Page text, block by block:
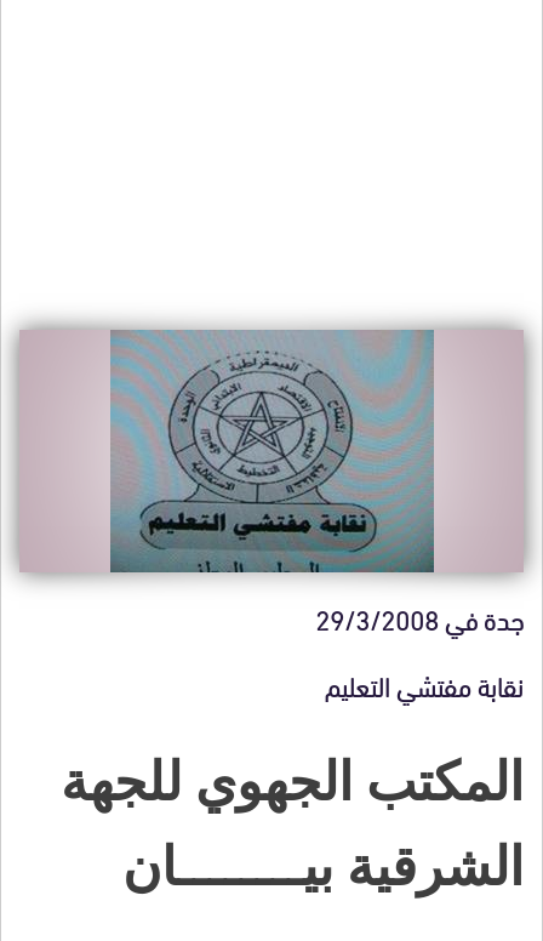
جدة في 29/3/2008
نقابة مفتشي التعليم
المكتب الجهوي للجهة
الشرقية بيــــــــان